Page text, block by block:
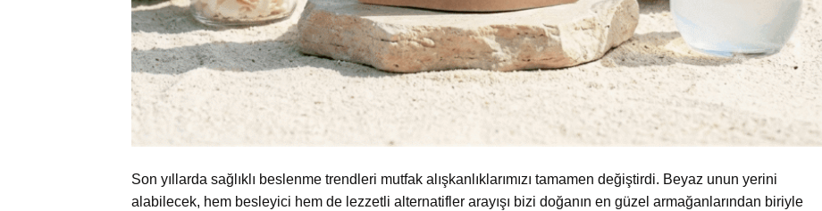
Son yıllarda sağlıklı beslenme trendleri mutfak alışkanlıklarımızı tamamen değiştirdi. Beyaz unun yerini
alabilecek, hem besleyici hem de lezzetli alternatifler arayışı bizi doğanın en güzel armağanlarından biriyle